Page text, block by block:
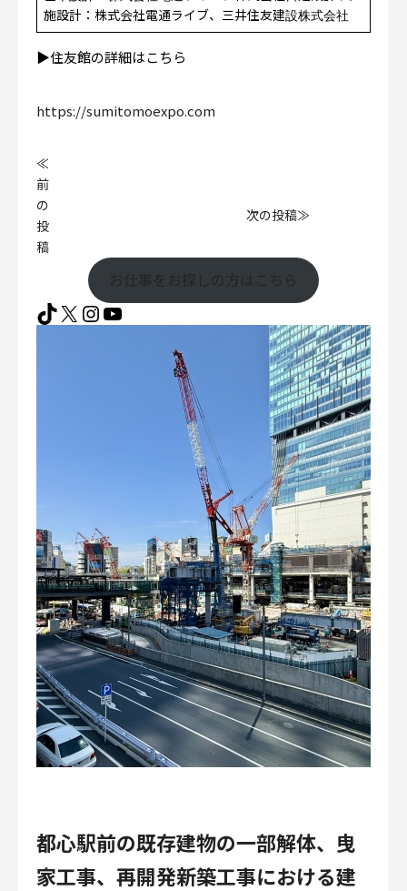
施設計：株式会社電通ライブ、三井住友建設株式会社
▶︎住友館の詳細はこちら
https://sumitomoexpo.com
≪
前
の
投
稿
次の投稿≫
お仕事をお探しの方はこちら
都心駅前の既存建物の一部解体、曳
家工事、再開発新築工事における建